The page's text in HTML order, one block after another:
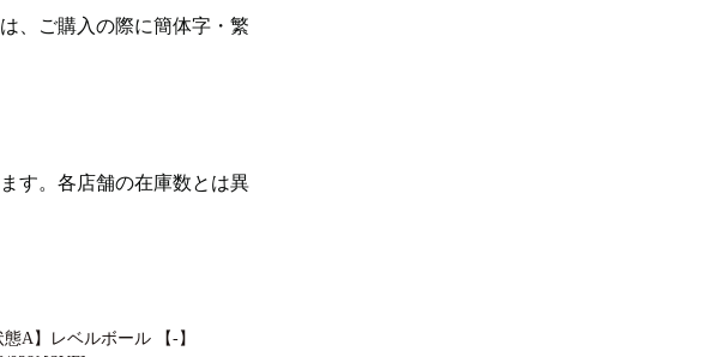
、ご購入の際に簡体字・繁
す。各店舗の在庫数とは異
態A】レベルボール 【-】